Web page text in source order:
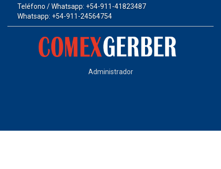
Teléfono / Whatsapp: +54-911-41823487
Whatsapp: +54-911-24564754
Administrador